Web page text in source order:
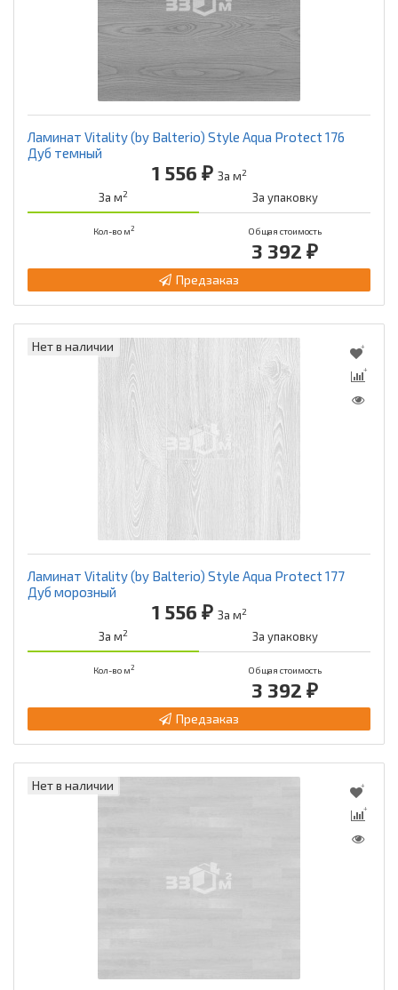
Ламинат Vitality (by Balterio) Style Aqua Protect 176
Дуб темный
1 556 ₽ За м2
За м2 За упаковку
Кол-во м2 Общая стоимость
3 392 ₽
Предзаказ
Нет в наличии
Ламинат Vitality (by Balterio) Style Aqua Protect 177
Дуб морозный
1 556 ₽ За м2
За м2 За упаковку
Кол-во м2 Общая стоимость
3 392 ₽
Предзаказ
Нет в наличии